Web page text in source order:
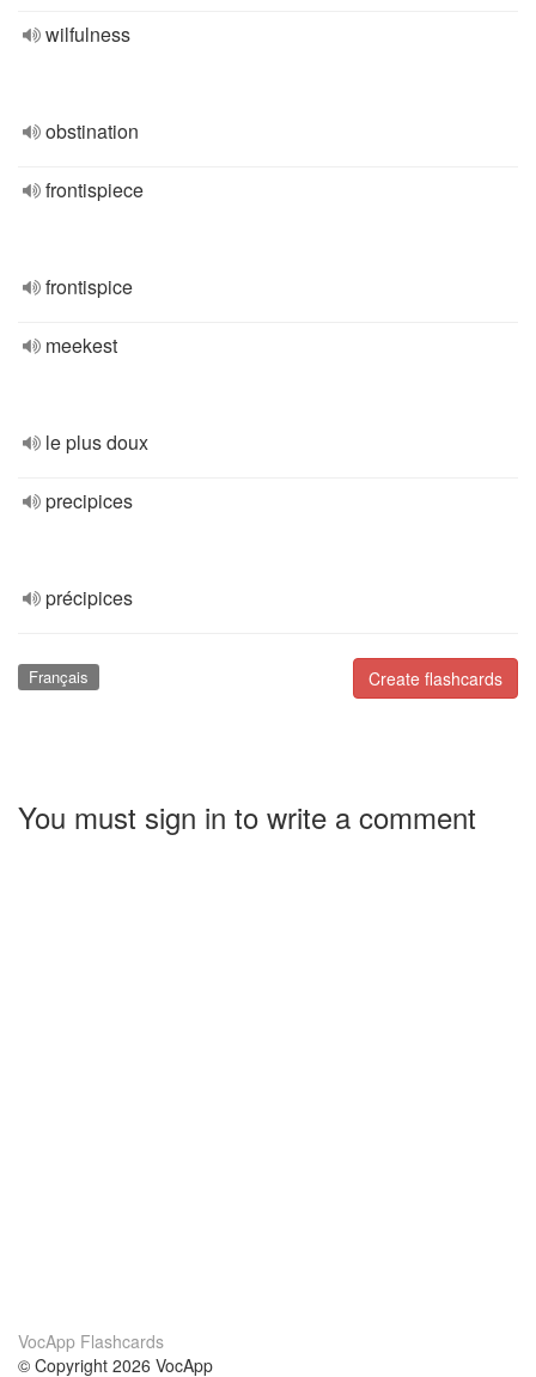
wilfulness
obstination
frontispiece
frontispice
meekest
le plus doux
precipices
précipices
Create flashcards
Français
You must sign in to write a comment
VocApp Flashcards
© Copyright 2026 VocApp